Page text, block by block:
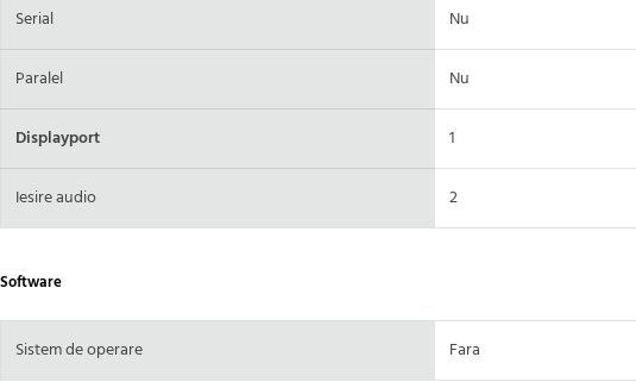
Serial Nu
Paralel Nu
Displayport 1
Iesire audio 2
Software
Sistem de operare Fara